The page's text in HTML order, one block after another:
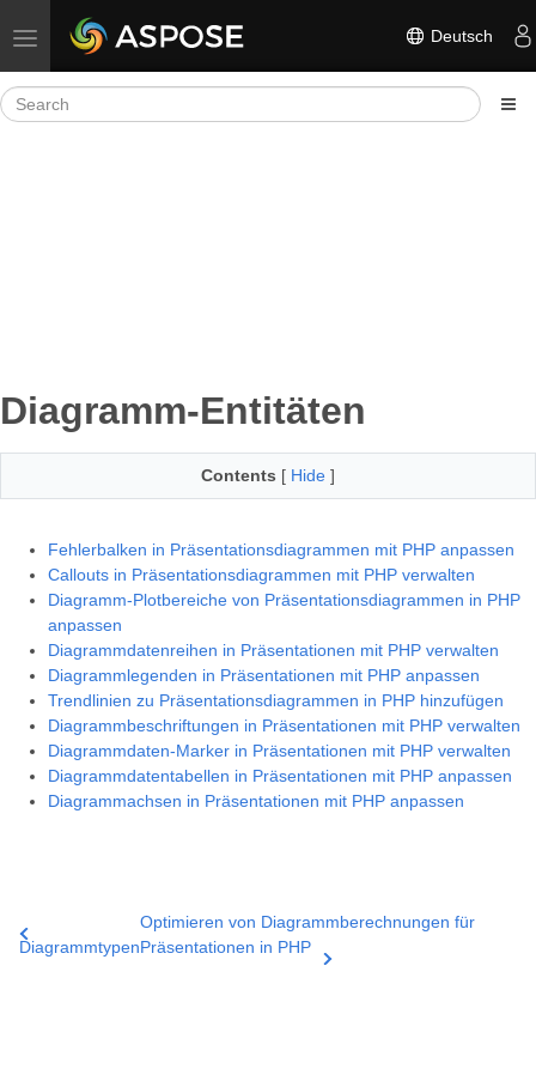
Toggle navigation Deutsch
Diagramm-Entitäten
Contents [ Hide ]
Fehlerbalken in Präsentationsdiagrammen mit PHP anpassen
Callouts in Präsentationsdiagrammen mit PHP verwalten
Diagramm-Plotbereiche von Präsentationsdiagrammen in PHP
anpassen
Diagrammdatenreihen in Präsentationen mit PHP verwalten
Diagrammlegenden in Präsentationen mit PHP anpassen
Trendlinien zu Präsentationsdiagrammen in PHP hinzufügen
Diagrammbeschriftungen in Präsentationen mit PHP verwalten
Diagrammdaten-Marker in Präsentationen mit PHP verwalten
Diagrammdatentabellen in Präsentationen mit PHP anpassen
Diagrammachsen in Präsentationen mit PHP anpassen
Diagrammtypen
Optimieren von Diagrammberechnungen für
Präsentationen in PHP